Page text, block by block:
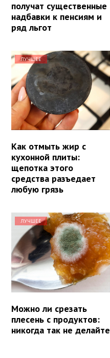
получат существенные
надбавки к пенсиям и
ряд льгот
ЛУЧШЕЕ
Как отмыть жир с
кухонной плиты:
щепотка этого
средства разъедает
любую грязь
ЛУЧШЕЕ
Можно ли срезать
плесень с продуктов:
никогда так не делайте